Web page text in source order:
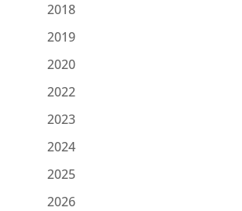
2018
2019
2020
2022
2023
2024
2025
2026